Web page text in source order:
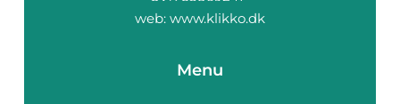
web: www.klikko.dk
Menu